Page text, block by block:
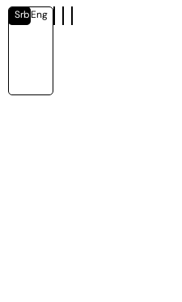
Eng
Srb